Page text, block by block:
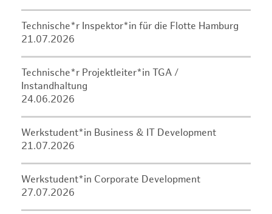
Technische*r Inspektor*in für die Flotte Hamburg
21.07.2026
Technische*r Projektleiter*in TGA /
Instandhaltung
24.06.2026
Werkstudent*in Business & IT Development
21.07.2026
Werkstudent*in Corporate Development
27.07.2026